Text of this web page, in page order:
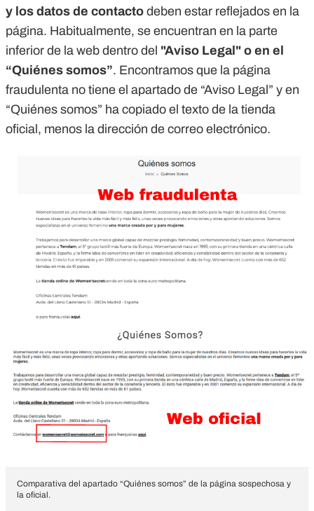
y los datos de contacto deben estar reflejados en la
página. Habitualmente, se encuentran en la parte
inferior de la web dentro del "Aviso Legal" o en el
“Quiénes somos”. Encontramos que la página
fraudulenta no tiene el apartado de “Aviso Legal” y en
“Quiénes somos” ha copiado el texto de la tienda
oficial, menos la dirección de correo electrónico.
Comparativa del apartado “Quiénes somos” de la página sospechosa y
la oficial.